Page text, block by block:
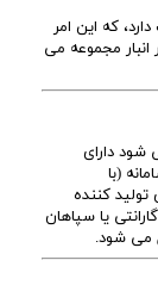
که این امر
انبار مجموعه می
شود دارای
(با
کننده
صبا و برنا باتری بین 12 ماه تا 14 ماه گارانتی یا سپاهان